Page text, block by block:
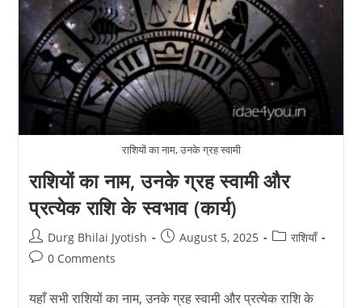
राशियों का नाम, उनके ग्रह स्वामी
राशियों का नाम, उनके ग्रह स्वामी और
प्रत्येक राशि के स्वभाव (कार्य)
Post
author:
Durg Bhilai Jyotish
PostAugust 5, 2025
Postराशियाँ
Post0 Comments
यहाँ सभी राशियों का नाम, उनके ग्रह स्वामी और प्रत्येक राशि के